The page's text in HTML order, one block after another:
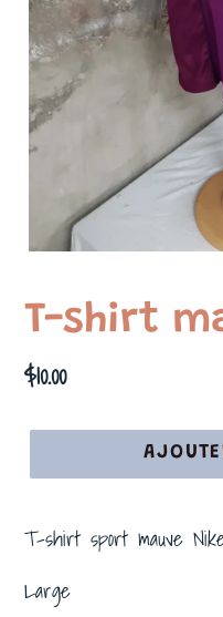
T-shirt
Prix
$10.00
T-shirt sport mauve
Large